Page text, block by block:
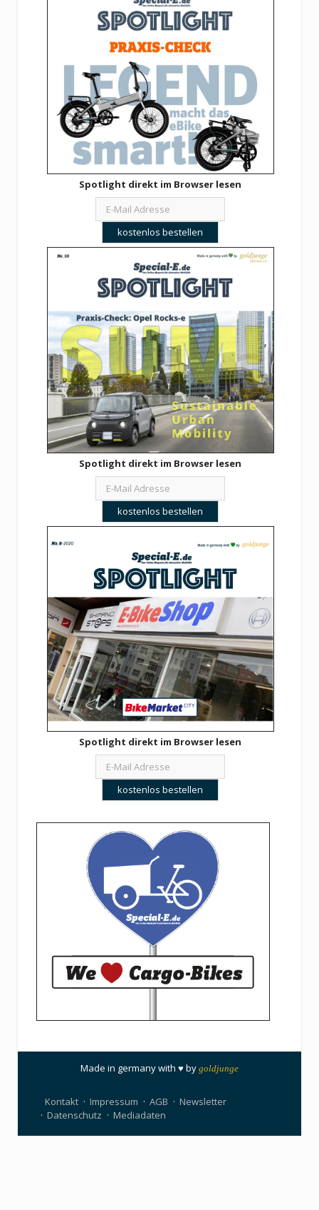
Spotlight direkt im Browser lesen
Spotlight direkt im Browser lesen
Spotlight direkt im Browser lesen
Made in germany with ♥ by goldjunge
Kontakt Impressum AGB
Newsletter
Datenschutz
Mediadaten